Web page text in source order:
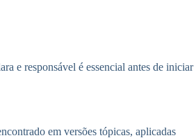
e responsável é essencial antes de iniciar
em versões tópicas, aplicadas